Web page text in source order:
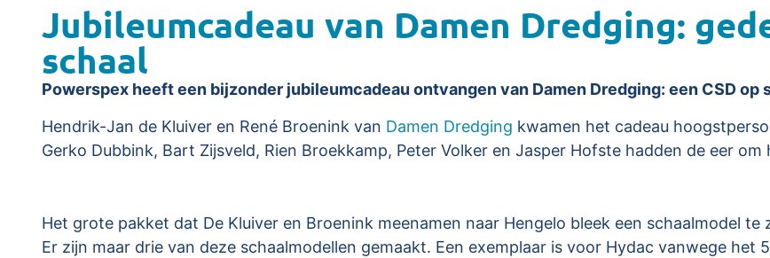
Jubileumcadeau van Damen Dredging:
schaal
Powerspex heeft een bijzonder jubileumcadeau ontvangen van Damen Dredging: een CSD op
Hendrik-Jan de Kluiver en René Broenink van Damen Dredging kwamen het cadeau
Gerko Dubbink, Bart Zijsveld, Rien Broekkamp, Peter Volker en Jasper Hofste hadden de eer
Het grote pakket dat De Kluiver en Broenink meenamen naar Hengelo bleek een schaalmodel te
Er zijn maar drie van deze schaalmodellen gemaakt. Een exemplaar is voor Hydac vanwege